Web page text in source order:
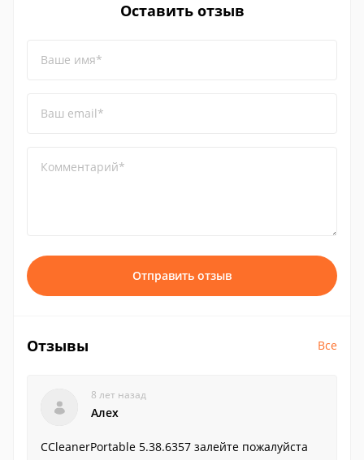
Оставить отзыв
Ваше имя*
Ваш email*
Комментарий*
Отправить отзыв
Отзывы Все
8 лет назад
Алех
CCleanerPortable 5.38.6357 залейте пожалуйста